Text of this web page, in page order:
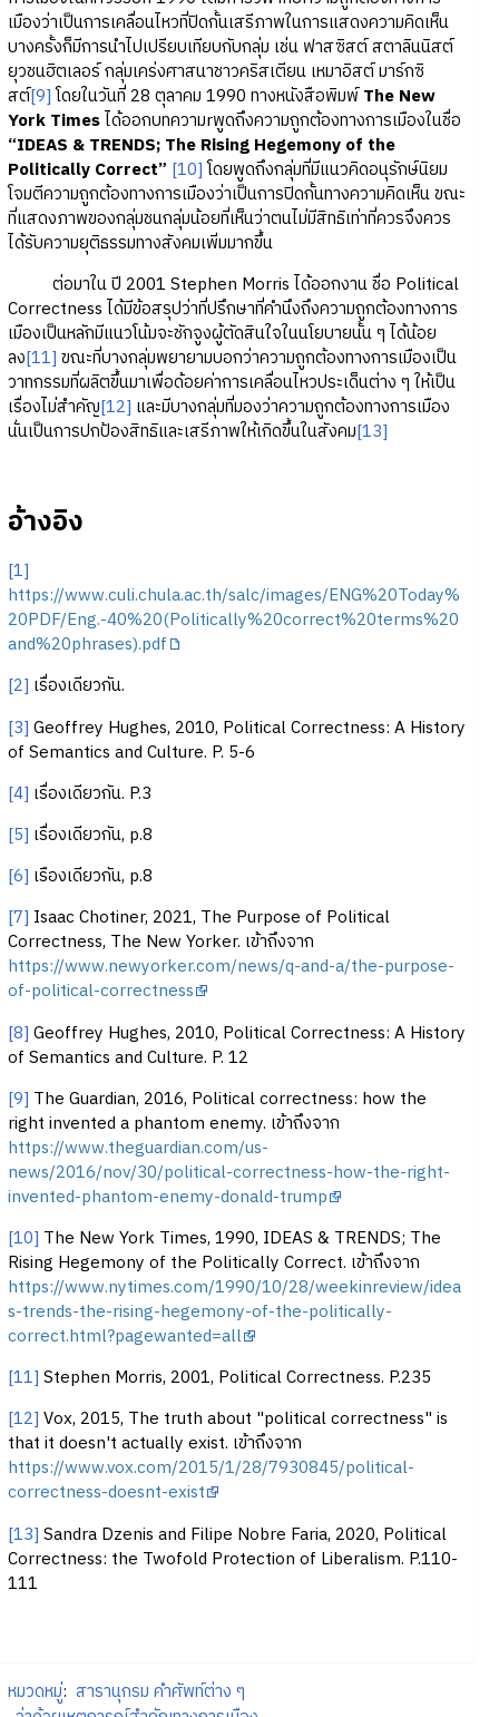
เมืองว่าเป็นการเคลื่อนไหวที่ปิดกั้นเสรีภาพในการแสดงความคิดเห็น
บางครั้งก็มีการนำไปเปรียบเทียบกับกลุ่ม เช่น ฟาสซิสต์ สตาลินนิสต์
ยุวชนฮิตเลอร์ กลุ่มเคร่งศาสนาชาวคริสเตียน เหมาอิสต์ มาร์กซิ
สต์[9]โดยในวันที่ 28 ตุลาคม 1990 ทางหนังสือพิมพ์The New
York Timesได้ออกบทความrพูดถึงความถูกต้องทางการเมืองในชื่อ
“IDEAS & TRENDS; The Rising Hegemony of the
Politically Correct” [10]โดยพูดถึงกลุ่มที่มีแนวคิดอนุรักษ์นิยม
โจมตีความถูกต้องทางการเมืองว่าเป็นการปิดกั้นทางความคิดเห็น ขณะ
ที่แสดงภาพของกลุ่มชนกลุ่มน้อยที่เห็นว่าตนไม่มีสิทธิเท่าที่ควรจึงควร
ได้รับความยุติธรรมทางสังคมเพิ่มมากขึ้น
ต่อมาใน ปี 2001 Stephen Morris ได้ออกงาน ชื่อ Political
Correctness ได้มีข้อสรุปว่าที่ปรึกษาที่คำนึงถึงความถูกต้องทางการ
เมืองเป็นหลักมีแนวโน้มจะชักจูงผู้ตัดสินใจในนโยบายนั้น ๆ ได้น้อย
ลง[11] ขณะที่บางกลุ่มพยายามบอกว่าความถูกต้องทางการเมืองเป็น
วาทกรรมที่ผลิตขึ้นมาเพื่อด้อยค่าการเคลื่อนไหวประเด็นต่าง ๆ ให้เป็น
เรื่องไม่สำคัญ[12] และมีบางกลุ่มที่มองว่าความถูกต้องทางการเมือง
นั่นเป็นการปกป้องสิทธิและเสรีภาพให้เกิดขึ้นในสังคม[13]
อ้างอิง
[1]
https://www.culi.chula.ac.th/salc/images/ENG%20Today%
20PDF/Eng.-40%20(Politically%20correct%20terms%20
and%20phrases).pdf
[2] เรื่องเดียวกัน.
[3] Geoffrey Hughes, 2010, Political Correctness: A History
of Semantics and Culture. P. 5-6
[4] เรื่องเดียวกัน. P.3
[5] เรื่องเดียวกัน, p.8
[6] เรืองเดียวกัน, p.8
[7] Isaac Chotiner, 2021, The Purpose of Political
Correctness, The New Yorker. เข้าถึงจาก
https://www.newyorker.com/news/q-and-a/the-purpose-
of-political-correctness
[8] Geoffrey Hughes, 2010, Political Correctness: A History
of Semantics and Culture. P. 12
[9] The Guardian, 2016, Political correctness: how the
right invented a phantom enemy. เข้าถึงจาก
https://www.theguardian.com/us-
news/2016/nov/30/political-correctness-how-the-right-
invented-phantom-enemy-donald-trump
[10] The New York Times, 1990, IDEAS & TRENDS; The
Rising Hegemony of the Politically Correct. เข้าถึงจาก
https://www.nytimes.com/1990/10/28/weekinreview/idea
s-trends-the-rising-hegemony-of-the-politically-
correct.html?pagewanted=all
[11] Stephen Morris, 2001, Political Correctness. P.235
[12] Vox, 2015, The truth about "political correctness" is
that it doesn't actually exist. เข้าถึงจาก
https://www.vox.com/2015/1/28/7930845/political-
correctness-doesnt-exist
[13] Sandra Dzenis and Filipe Nobre Faria, 2020, Political
Correctness: the Twofold Protection of Liberalism. P.110-
111
หมวดหมู่: สารานุกรม คำศัพท์ต่าง ๆ